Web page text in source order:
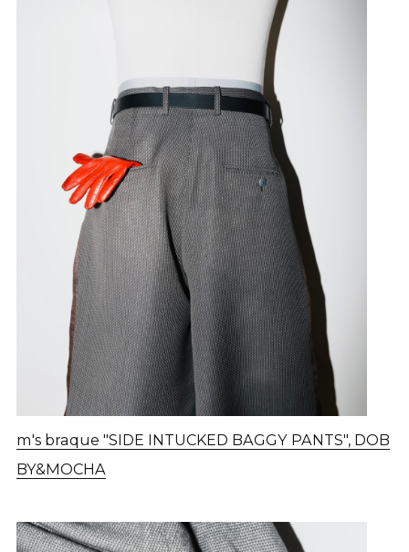
m's braque "SIDE INTUCKED BAGGY PANTS", DOB
BY&MOCHA